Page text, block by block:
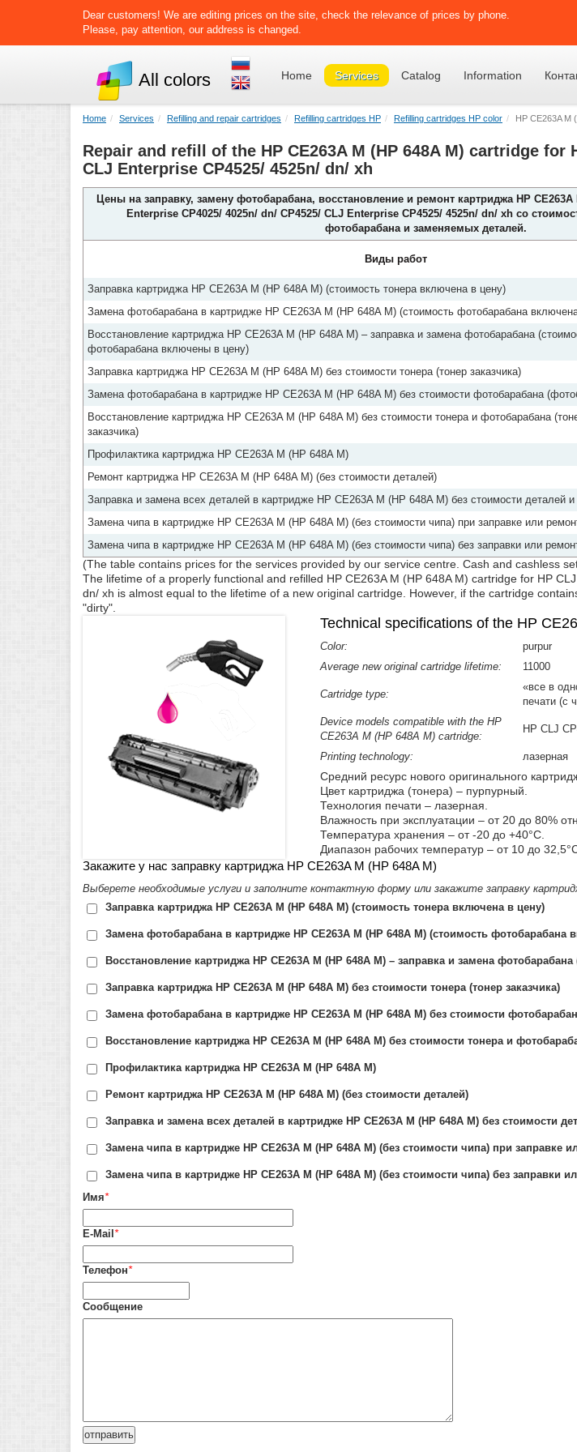
Dear customers! We are editing prices on the site, check the relevance of prices by phone.
Please, pay attention, our address is changed.
All colors Home Services Catalog Information
Home Services Refilling and repair cartridges Refilling cartridges HP Refilling cartridges HP color HP CE263A M
Repair and refill of the HP CE263A M (HP 648A M) cartridge for
CLJ Enterprise CP4525/ 4525n/ dn/ xh
Цены на заправку, замену фотобарабана, восстановление и ремонт картриджа HP CE263A
Enterprise CP4025/ 4025n/ dn/ CP4525/ CLJ Enterprise CP4525/ 4525n/ dn/ xh со
фотобарабана и заменяемых деталей.
Виды работ
Заправка картриджа HP CE263A M (HP 648A M) (стоимость тонера включена в цену)
Замена фотобарабана в картридже HP CE263A M (HP 648A M) (стоимость фотобарабана
Восстановление картриджа HP CE263A M (HP 648A M) – заправка и замена фотобарабана
фотобарабана включены в цену)
Заправка картриджа HP CE263A M (HP 648A M) без стоимости тонера (тонер заказчика)
Замена фотобарабана в картридже HP CE263A M (HP 648A M) без стоимости фотобарабана
Восстановление картриджа HP CE263A M (HP 648A M) без стоимости тонера и фотобарабана
заказчика)
Профилактика картриджа HP CE263A M (HP 648A M)
Ремонт картриджа HP CE263A M (HP 648A M) (без стоимости деталей)
Заправка и замена всех деталей в картридже HP CE263A M (HP 648A M) без стоимости деталей и
Замена чипа в картридже HP CE263A M (HP 648A M) (без стоимости чипа) при заправке или
Замена чипа в картридже HP CE263A M (HP 648A M) (без стоимости чипа) без заправки или
(The table contains prices for the services provided by our service centre. Cash and cashless
The lifetime of a properly functional and refilled HP CE263A M (HP 648A M) cartridge for HP
dn/ xh is almost equal to the lifetime of a new original cartridge. However, if the cartridge
"dirty".
Technical specifications of the HP
Color:
purpur
Average new original cartridge lifetime:
11000
Cartridge type:
«все в
печати (с
Device models compatible with the HP
CE263A M (HP 648A M) cartridge:
HP CLJ
Printing technology:
лазерная
Средний ресурс нового оригинального
Цвет картриджа (тонера) – пурпурный.
Технология печати – лазерная.
Влажность при эксплуатации – от 20 до 80%
Температура хранения – от -20 до +40°C.
Диапазон рабочих температур – от 10 до
Закажите у нас заправку картриджа HP CE263A M (HP 648A M)
Выберете необходимые услуги и заполните контактную форму или закажите заправку
Заправка картриджа HP CE263A M (HP 648A M) (стоимость тонера включена в цену)
Замена фотобарабана в картридже HP CE263A M (HP 648A M) (стоимость фотобарабана
Восстановление картриджа HP CE263A M (HP 648A M) – заправка и замена
Заправка картриджа HP CE263A M (HP 648A M) без стоимости тонера (тонер заказчика)
Замена фотобарабана в картридже HP CE263A M (HP 648A M) без стоимости
Восстановление картриджа HP CE263A M (HP 648A M) без стоимости тонера и
Профилактика картриджа HP CE263A M (HP 648A M)
Ремонт картриджа HP CE263A M (HP 648A M) (без стоимости деталей)
Заправка и замена всех деталей в картридже HP CE263A M (HP 648A M) без стоимости
Замена чипа в картридже HP CE263A M (HP 648A M) (без стоимости чипа) при заправке
Замена чипа в картридже HP CE263A M (HP 648A M) (без стоимости чипа) без заправки
Имя*
E-Mail *
Телефон*
Сообщение